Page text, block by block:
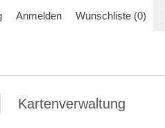
Anmelden Wunschliste (0)
Kartenverwaltung